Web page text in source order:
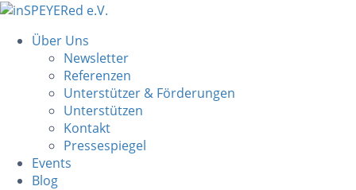
Über Uns
Newsletter
Referenzen
Unterstützer & Förderungen
Unterstützen
Kontakt
Pressespiegel
Events
Blog